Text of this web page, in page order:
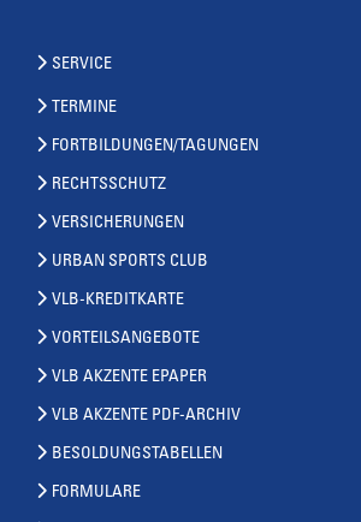
SERVICE
TERMINE
FORTBILDUNGEN/TAGUNGEN
RECHTSSCHUTZ
VERSICHERUNGEN
URBAN SPORTS CLUB
VLB-KREDITKARTE
VORTEILSANGEBOTE
VLB AKZENTE EPAPER
VLB AKZENTE PDF-ARCHIV
BESOLDUNGSTABELLEN
FORMULARE